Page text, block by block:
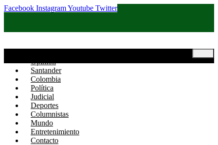
Facebook InstagramYoutube Twitter
Opinión
Santander
Colombia
Política
Judicial
Deportes
Columnistas
Mundo
Entretenimiento
Contacto